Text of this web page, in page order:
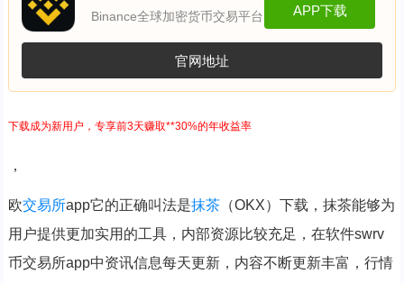
Binance全球加密货币交易平台 APP下载
官网地址
下载成为新用户，专享前3天赚取**30%的年收益率
，
欧交易所app它的正确叫法是抹茶（OKX）下载，抹茶能够为
用户提供更加实用的工具，内部资源比较充足，在软件swrv
币交易所app中资讯信息每天更新，内容不断更新丰富，行情